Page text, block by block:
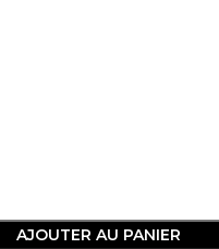
AJOUTER AU PANIER